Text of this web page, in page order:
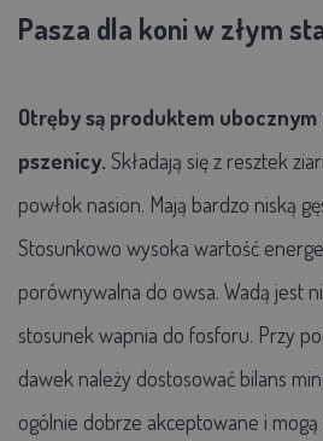
Pasza dla koni w złym
Otręby są produktem
pszenicy. Składają się z resztek
powłok nasion. Mają bardzo niską
Stosunkowo wysoka wartość
porównywalna do owsa. Wadą jest
stosunek wapnia do fosforu. Przy
dawek należy dostosować bilans
ogólnie dobrze akceptowane i